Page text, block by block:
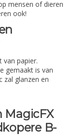
mensen of dieren
ook!
van papier.
gemaakt is van
zal glanzen en
MagicFX
B-